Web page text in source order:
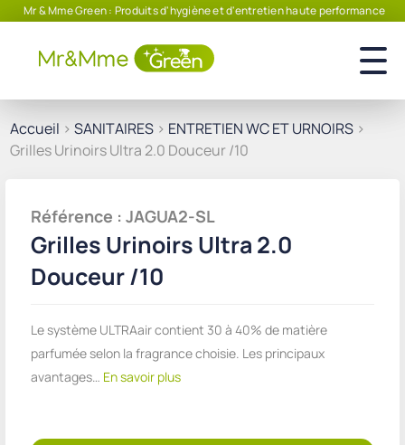
haute performance Produits écoresponsables – Agissez
Accueil > SANITAIRES > ENTRETIEN WC ET URNOIRS >
Grilles Urinoirs Ultra 2.0 Douceur /10
Référence : JAGUA2-SL
Grilles Urinoirs Ultra 2.0
Douceur /10
Le système ULTRAair contient 30 à 40% de matière
parfumée selon la fragrance choisie. Les principaux
avantages… En savoir plus